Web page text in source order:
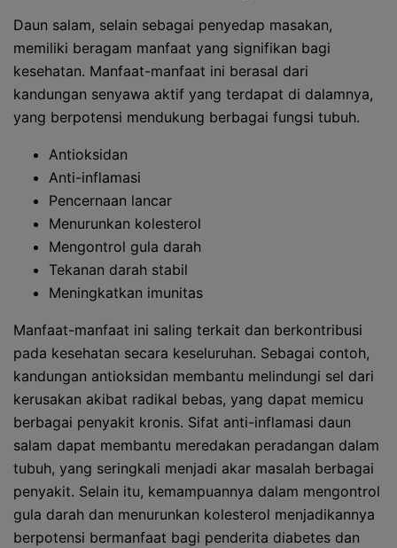
Daun salam, selain sebagai penyedap masakan,
memiliki beragam manfaat yang signifikan bagi
kesehatan. Manfaat-manfaat ini berasal dari
kandungan senyawa aktif yang terdapat di dalamnya,
yang berpotensi mendukung berbagai fungsi tubuh.
Antioksidan
Anti-inflamasi
Pencernaan lancar
Menurunkan kolesterol
Mengontrol gula darah
Tekanan darah stabil
Meningkatkan imunitas
Manfaat-manfaat ini saling terkait dan berkontribusi
pada kesehatan secara keseluruhan. Sebagai contoh,
kandungan antioksidan membantu melindungi sel dari
kerusakan akibat radikal bebas, yang dapat memicu
berbagai penyakit kronis. Sifat anti-inflamasi daun
salam dapat membantu meredakan peradangan dalam
tubuh, yang seringkali menjadi akar masalah berbagai
penyakit. Selain itu, kemampuannya dalam mengontrol
gula darah dan menurunkan kolesterol menjadikannya
berpotensi bermanfaat bagi penderita diabetes dan